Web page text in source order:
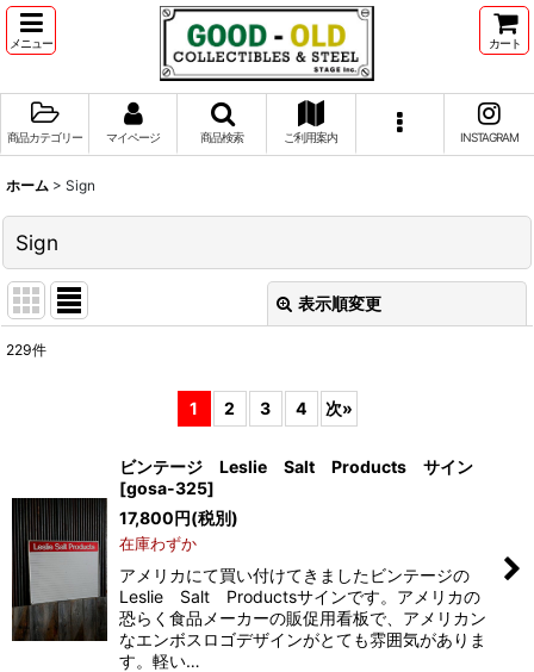
メニュー カート
商品カテゴリー マイページ 商品検索 ご利用案内 INSTAGRAM
ホーム > Sign
Sign
表示順変更
229件
1 2 3 4 次»
ビンテージ Leslie Salt Products サイン
[gosa-325]
17,800円(税別)
在庫わずか
アメリカにて買い付けてきましたビンテージの
Leslie Salt Productsサインです。アメリカの
恐らく食品メーカーの販促用看板で、アメリカン
なエンボスロゴデザインがとても雰囲気がありま
す。軽い…